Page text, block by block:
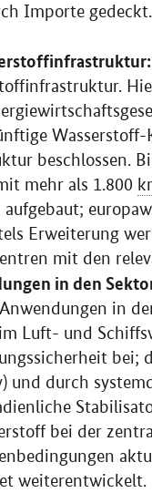
Importe
beschlossen.
mehr als 1.800
Erweiterung
mit den
in den
in
Luft- und
bei;
und durch
bei der
weiterentwickelt.